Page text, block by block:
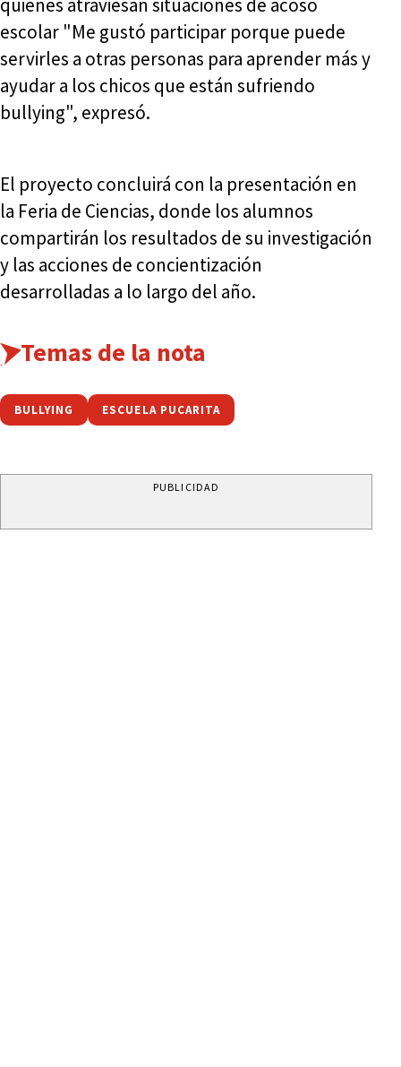
quienes atraviesan situaciones de acoso
escolar "Me gustó participar porque puede
servirles a otras personas para aprender más y
ayudar a los chicos que están sufriendo
bullying", expresó.
El proyecto concluirá con la presentación en
la Feria de Ciencias, donde los alumnos
compartirán los resultados de su investigación
y las acciones de concientización
desarrolladas a lo largo del año.
Temas de la nota
BULLYING ESCUELA PUCARITA
PUBLICIDAD